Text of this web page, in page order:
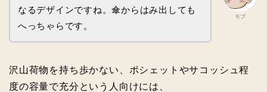
モブ
なるデザインですね。傘からはみ出しても
へっちゃらです。
沢山荷物を持ち歩かない、ポシェットやサコッシュ程
度の容量で充分という人向けには、